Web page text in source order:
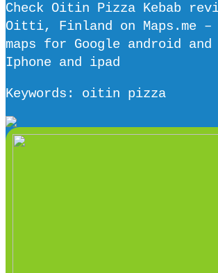
Check Oitin Pizza Kebab
Oitti, Finland on Maps.me
maps for Google android and
Iphone and ipad
Keywords: oitin pizza